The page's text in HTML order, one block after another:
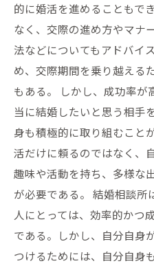
的に婚活を進めることもで
なく、交際の進め方やマナ
法などについてもアドバイ
め、交際期間を乗り越える
もある。 しかし、成功率
当に結婚したいと思う相手
身も積極的に取り組むこと
活だけに頼るのではなく、
趣味や活動を持ち、多様な
が必要である。 結婚相談所
人にとっては、効率的かつ
である。しかし、自分自身
つけるためには、自分自身